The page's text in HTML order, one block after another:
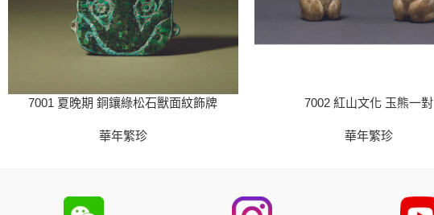
7001 夏晚期 銅鑲綠松石獸面紋飾牌
華年繁珍
7002 紅山文化 玉熊一對
華年繁珍